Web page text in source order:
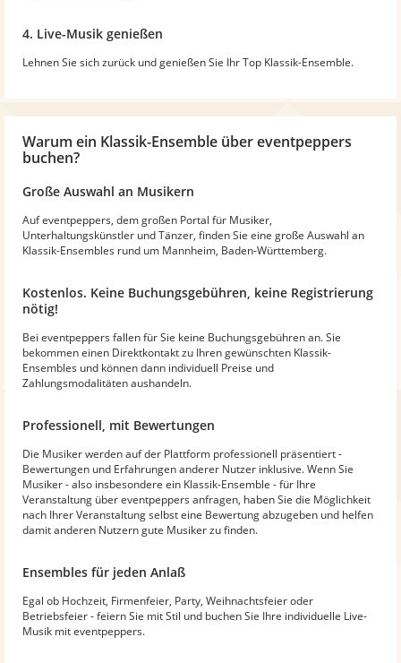
4. Live-Musik genießen
Lehnen Sie sich zurück und genießen Sie Ihr Top Klassik-Ensemble.
Warum ein Klassik-Ensemble über eventpeppers
buchen?
Große Auswahl an Musikern
Auf eventpeppers, dem großen Portal für Musiker,
Unterhaltungskünstler und Tänzer, finden Sie eine große Auswahl an
Klassik-Ensembles rund um Mannheim, Baden-Württemberg.
Kostenlos. Keine Buchungsgebühren, keine Registrierung
nötig!
Bei eventpeppers fallen für Sie keine Buchungsgebühren an. Sie
bekommen einen Direktkontakt zu Ihren gewünschten Klassik-
Ensembles und können dann individuell Preise und
Zahlungsmodalitäten aushandeln.
Professionell, mit Bewertungen
Die Musiker werden auf der Plattform professionell präsentiert -
Bewertungen und Erfahrungen anderer Nutzer inklusive. Wenn Sie
Musiker - also insbesondere ein Klassik-Ensemble - für Ihre
Veranstaltung über eventpeppers anfragen, haben Sie die Möglichkeit
nach Ihrer Veranstaltung selbst eine Bewertung abzugeben und helfen
damit anderen Nutzern gute Musiker zu finden.
Ensembles für jeden Anlaß
Egal ob Hochzeit, Firmenfeier, Party, Weihnachtsfeier oder
Betriebsfeier - feiern Sie mit Stil und buchen Sie Ihre individuelle Live-
Musik mit eventpeppers.